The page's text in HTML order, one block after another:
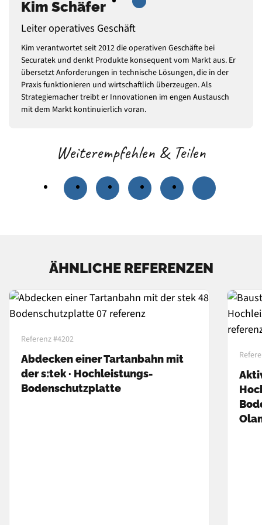
Kim Schäfer
Leiter operatives Geschäft
Kim verantwortet seit 2012 die operativen Geschäfte bei
Securatek und denkt Produkte konsequent vom Markt aus. Er
übersetzt Anforderungen in technische Lösungen, die in der
Praxis funktionieren und wirtschaftlich überzeugen. Als
Strategiemacher treibt er Innovationen im engen Austausch
mit dem Markt kontinuierlich voran.
Weiterempfehlen & Teilen
ÄHNLICHE REFERENZEN
Referenz #4202
Abdecken einer Tartanbahn mit
der s:tek · Hochleistungs-
Bodenschutzplatte